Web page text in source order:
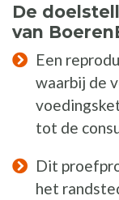
De
van
Een
waarbij de
tot de
Dit
het